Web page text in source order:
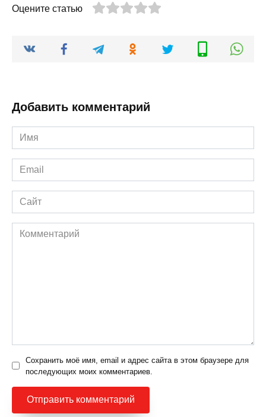
Оцените статью
Добавить комментарий
Имя
*
Email
*
Сайт
Комментарий
Сохранить моё имя, email и адрес сайта в этом браузере для
последующих моих комментариев.